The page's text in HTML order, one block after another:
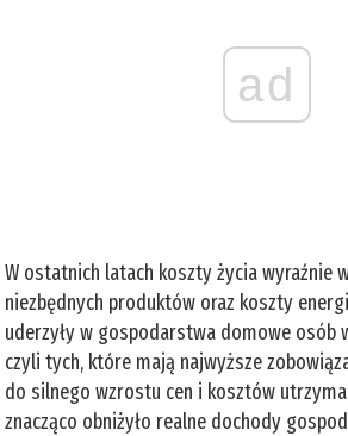
ad
W ostatnich latach koszty życia wyraźnie
niezbędnych produktów oraz koszty
uderzyły w gospodarstwa domowe osób
czyli tych, które mają najwyższe
do silnego wzrostu cen i kosztów
znacząco obniżyło realne dochody